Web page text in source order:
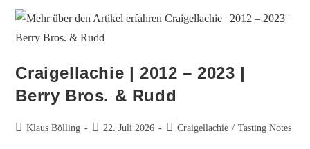
Craigellachie | 2012 – 2023 |
Berry Bros. & Rudd
Klaus Bölling 22. Juli 2026 Craigellachie / Tasting Notes